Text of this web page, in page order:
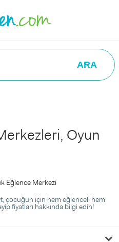
ARA
Oyun
Eğlence Merkezi
çocuğun için hem eğlenceli hem
fiyatları hakkında bilgi edin!